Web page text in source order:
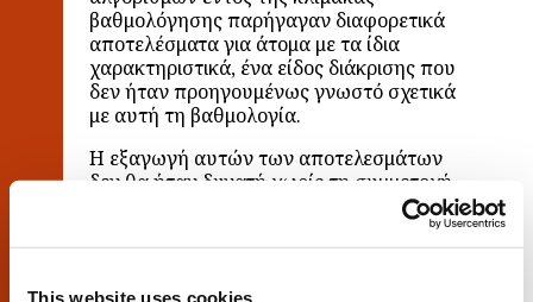
This website uses cookies
βαθμολόγησης παρήγαγαν διαφορετικά
αποτελέσματα για άτομα με τα ίδια
χαρακτηριστικά, ένα είδος διάκρισης που
δεν ήταν προηγουμένως γνωστό σχετικά
με αυτή τη βαθμολογία.
Η εξαγωγή αυτών των αποτελεσμάτων
δεν θα ήταν δυνατή χωρίς τη συμμετοχή
πολλών εθελοντών και υποστηρικτών. Η
μεγάλο βαθμό επιτυχής και η